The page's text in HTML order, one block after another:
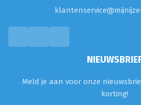
Meld je aan voor onze
korting!